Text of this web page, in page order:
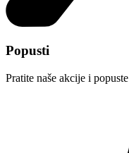
Popusti
Pratite naše akcije i popuste